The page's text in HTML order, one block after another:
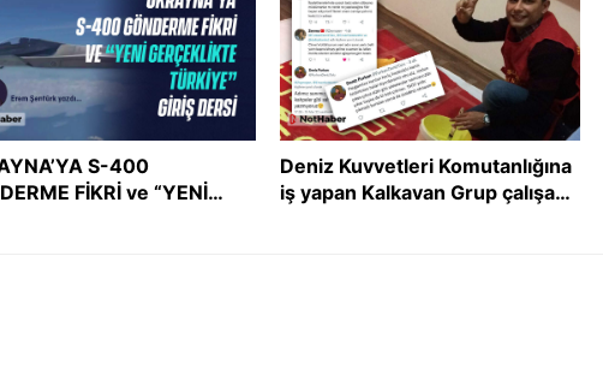
S-400
FİKRİ ve “YENİ
Deniz Kuvvetleri Komutanlığına
iş yapan Kalkavan Grup çalışanı